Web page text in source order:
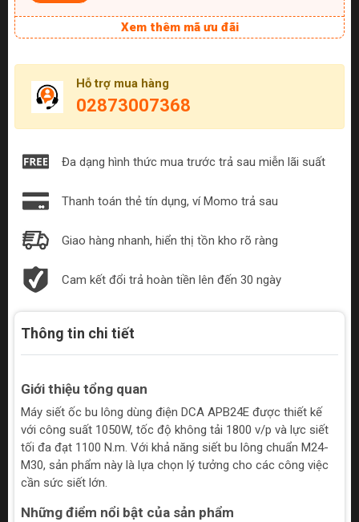
Xem thêm mã ưu đãi
Hỗ trợ mua hàng
02873007368
Đa dạng hình thức mua trước trả sau miễn lãi suất
Thanh toán thẻ tín dụng, ví Momo trả sau
Giao hàng nhanh, hiển thị tồn kho rõ ràng
Cam kết đổi trả hoàn tiền lên đến 30 ngày
Thông tin chi tiết
Giới thiệu tổng quan
Máy siết ốc bu lông dùng điện DCA APB24E được thiết kế
với công suất 1050W, tốc độ không tải 1800 v/p và lực siết
tối đa đạt 1100 N.m. Với khả năng siết bu lông chuẩn M24-
M30, sản phẩm này là lựa chọn lý tưởng cho các công việc
cần sức siết lớn.
Những điểm nổi bật của sản phẩm